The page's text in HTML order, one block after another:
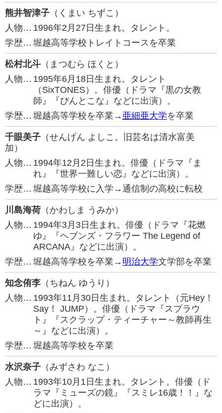
熊井智津子 （くまい ちずこ）
人物… 1996年2月27日生まれ。タレント。
学歴… 堀越高等学校トレイトコースを卒業
松村北斗 （まつむら ほくと）
人物… 1995年6月18日生まれ。タレント
（SixTONES）。俳優（ドラマ『黒の女教
師』『ぴんとこな』などに出演）。
学歴… 堀越高等学校を卒業→ 亜細亜大学を卒業
千眼美子 （せんげん よしこ。旧芸名は清水富美
加）
人物… 1994年12月2日生まれ。俳優（ドラマ『ま
れ』『世界一難しい恋』などに出演）。
学歴… 堀越高等学校に入学→通信制の高校に転校
川島海荷 （かわしま うみか）
人物… 1994年3月3日生まれ。俳優（ドラマ『花燃
ゆ』『ヘブンズ・フラワー The Legend of
ARCANA』などに出演）。
学歴… 堀越高等学校を卒業→ 明治大学文学部を卒業
知念侑李 （ちねん ゆうり）
人物… 1993年11月30日生まれ。タレント（元Hey！
Say！ JUMP）。俳優（ドラマ『スプラウ
ト』『スクラップ・ティーチャー～教師再生
～』などに出演）。
学歴… 堀越高等学校を卒業
水沢奈子 （みずさわ なこ）
人物… 1993年10月1日生まれ。タレント。俳優（ド
ラマ『ミューズの鏡』『スミレ16歳！！』な
どに出演）。